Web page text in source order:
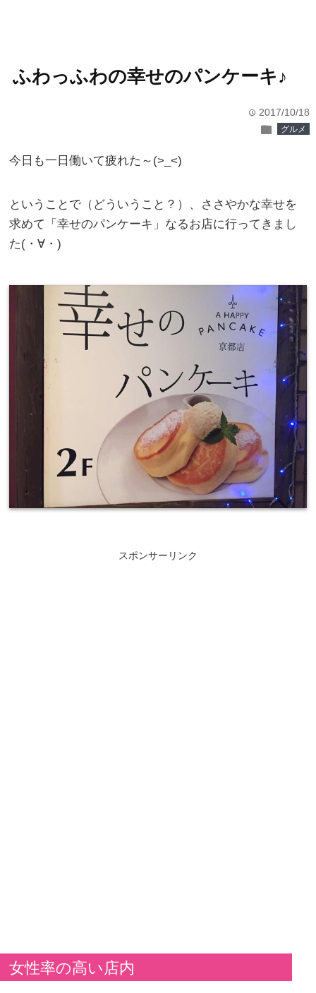
ふわっふわの幸せのパンケーキ♪
time 2017/10/18
folder グルメ
今日も一日働いて疲れた～(>_<)
ということで（どういうこと？）、ささやかな幸せを
求めて「幸せのパンケーキ」なるお店に行ってきまし
た(・∀・)
スポンサーリンク
女性率の高い店内